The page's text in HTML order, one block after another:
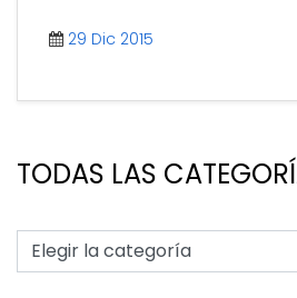
29 Dic 2015
TODAS LAS